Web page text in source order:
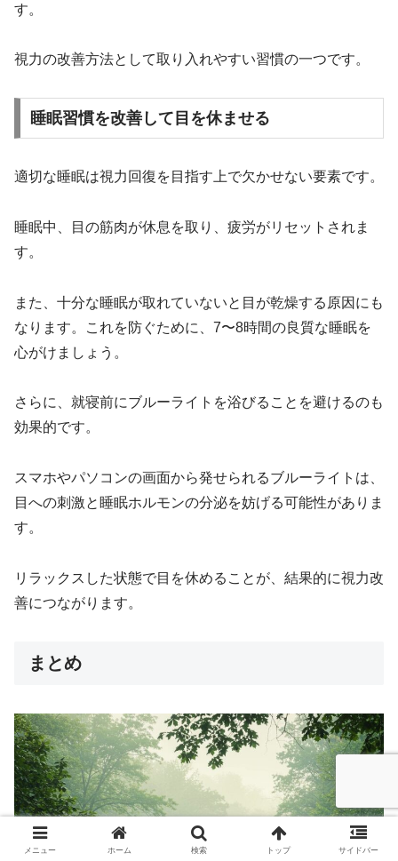
す。
視力の改善方法として取り入れやすい習慣の一つです。
睡眠習慣を改善して目を休ませる
適切な睡眠は視力回復を目指す上で欠かせない要素です。
睡眠中、目の筋肉が休息を取り、疲労がリセットされま
す。
また、十分な睡眠が取れていないと目が乾燥する原因にも
なります。これを防ぐために、7〜8時間の良質な睡眠を
心がけましょう。
さらに、就寝前にブルーライトを浴びることを避けるのも
効果的です。
スマホやパソコンの画面から発せられるブルーライトは、
目への刺激と睡眠ホルモンの分泌を妨げる可能性がありま
す。
リラックスした状態で目を休めることが、結果的に視力改
善につながります。
まとめ
メニュー ホーム 検索 トップ サイドバー